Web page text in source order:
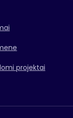
projektai